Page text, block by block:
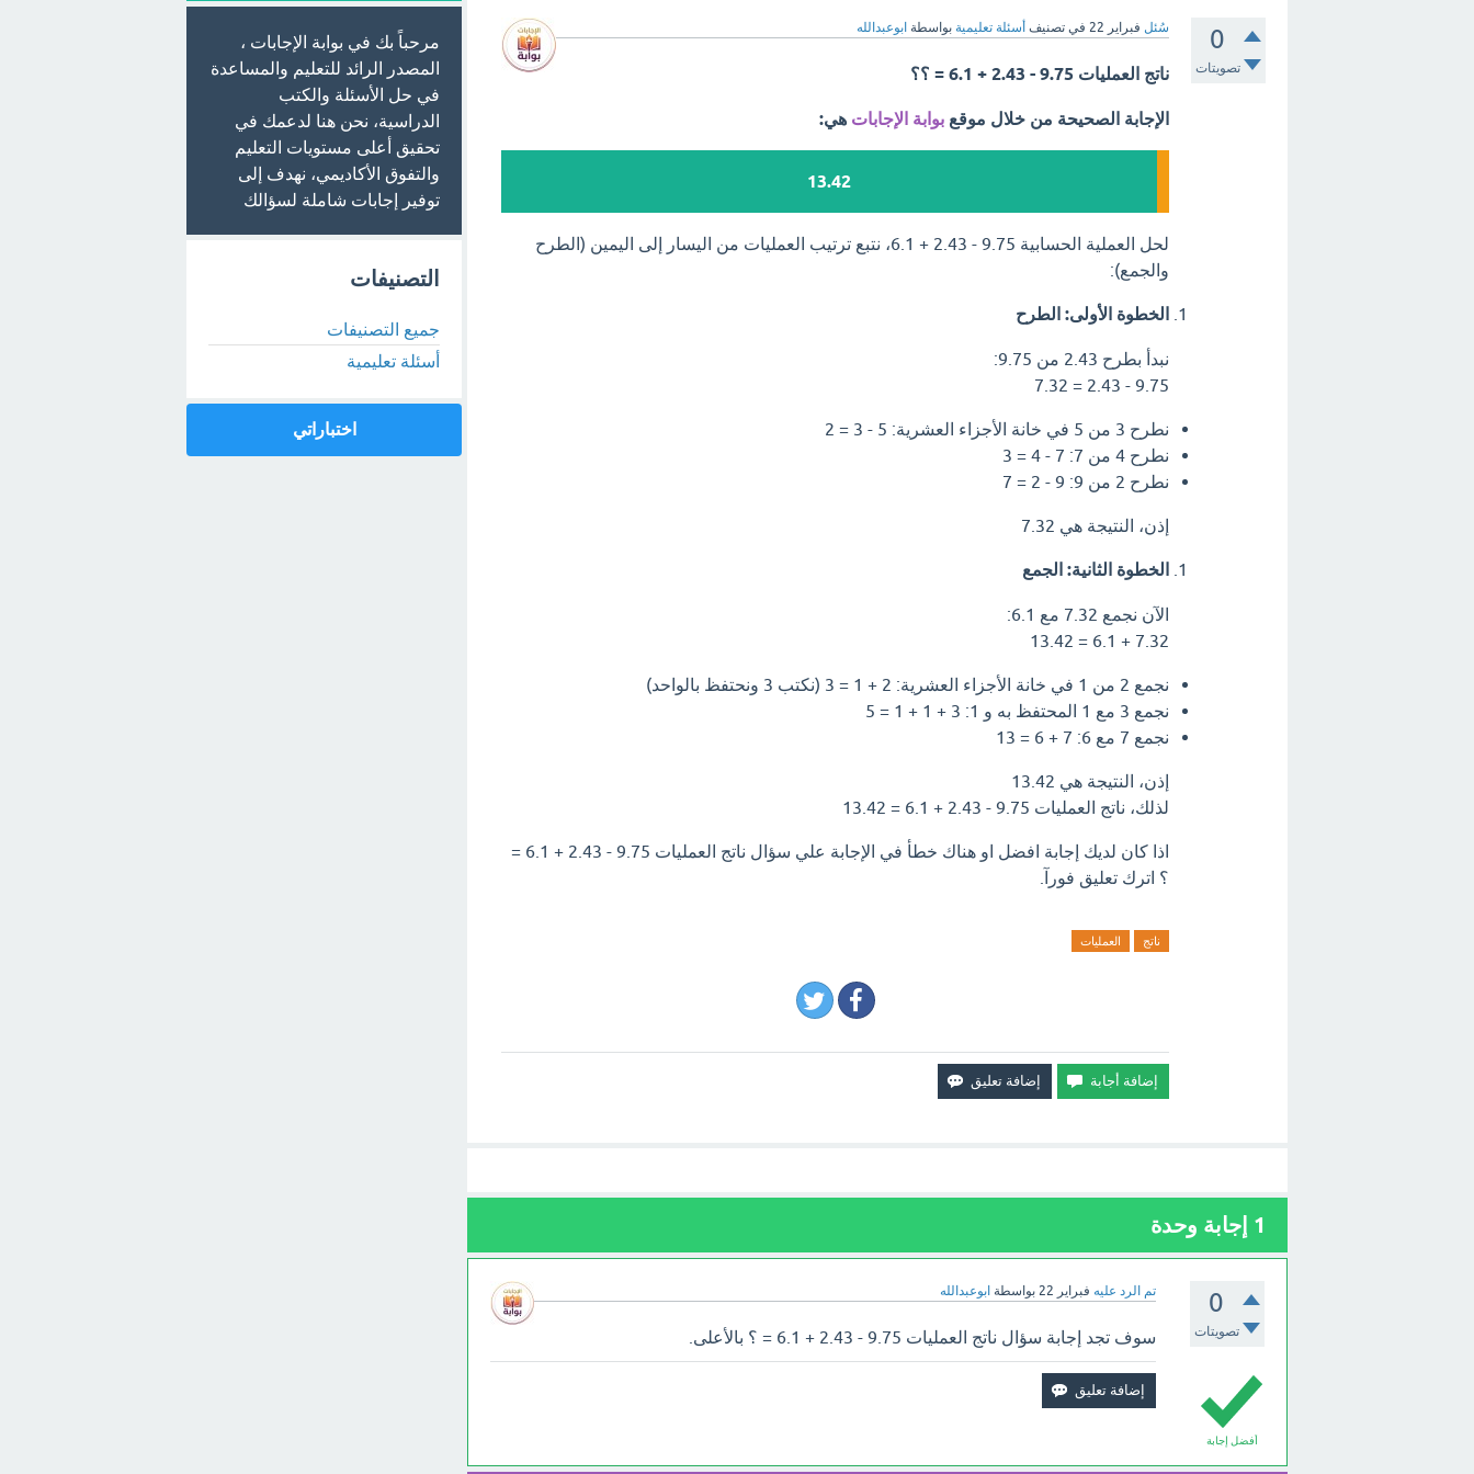
0
تصويتات
سُئل فبراير 22 في تصنيف أسئلة تعليمية بواسطة ابوعبدالله
ناتج العمليات 9.75 - 2.43 + 6.1 = ؟؟
الإجابة الصحيحة من خلال موقع بوابة الإجابات هي:
13.42
لحل العملية الحسابية 9.75 - 2.43 + 6.1، نتبع ترتيب العمليات من اليسار إلى اليمين (الطرح
والجمع):
الخطوة الأولى: الطرح
نبدأ بطرح 2.43 من 9.75:
9.75 - 2.43 = 7.32
نطرح 3 من 5 في خانة الأجزاء العشرية: 5 - 3 = 2
نطرح 4 من 7: 7 - 4 = 3
نطرح 2 من 9: 9 - 2 = 7
إذن، النتيجة هي 7.32
الخطوة الثانية: الجمع
الآن نجمع 7.32 مع 6.1:
7.32 + 6.1 = 13.42
نجمع 2 من 1 في خانة الأجزاء العشرية: 2 + 1 = 3 (نكتب 3 ونحتفظ بالواحد)
نجمع 3 مع 1 المحتفظ به و 1: 3 + 1 + 1 = 5
نجمع 7 مع 6: 7 + 6 = 13
إذن، النتيجة هي 13.42
لذلك، ناتج العمليات 9.75 - 2.43 + 6.1 = 13.42
اذا كان لديك إجابة افضل او هناك خطأ في الإجابة علي سؤال ناتج العمليات 9.75 - 2.43 + 6.1 =
؟ اترك تعليق فورآ.
ناتج العمليات
1 إجابة وحدة
0
تصويتات
تم الرد عليه فبراير 22 بواسطة ابوعبدالله
أفضل إجابة
سوف تجد إجابة سؤال ناتج العمليات 9.75 - 2.43 + 6.1 = ؟ بالأعلى.
مرحباً بك في بوابة الإجابات ،
المصدر الرائد للتعليم والمساعدة
في حل الأسئلة والكتب
الدراسية، نحن هنا لدعمك في
تحقيق أعلى مستويات التعليم
والتفوق الأكاديمي، نهدف إلى
توفير إجابات شاملة لسؤالك
التصنيفات
جميع التصنيفات
أسئلة تعليمية
اختباراتي